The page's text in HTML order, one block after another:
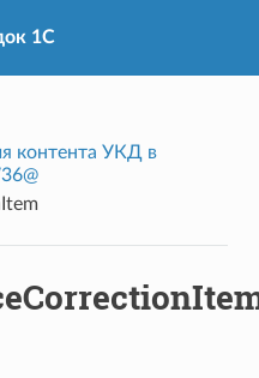
1С
контента УКД в